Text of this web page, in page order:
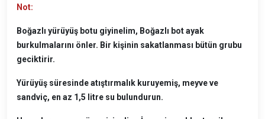
Not:
Boğazlı yürüyüş botu giyinelim, Boğazlı bot ayak
burkulmalarını önler. Bir kişinin sakatlanması bütün grubu
geciktirir.
Yürüyüş süresinde atıştırmalık kuruyemiş, meyve ve
sandviç, en az 1,5 litre su bulundurun.